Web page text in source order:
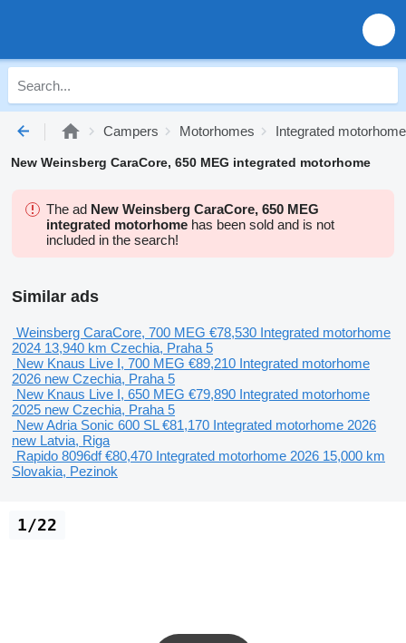
Campers Motorhomes Integrated
New Weinsberg CaraCore, 650 MEG integrated motorhome
The ad New Weinsberg CaraCore, 650 MEG
integrated motorhome has been sold and is not
included in the search!
Similar ads
Weinsberg CaraCore, 700 MEG €78,530 Integrated motorhome
2024 13,940 km Czechia, Praha 5
New Knaus Live I, 700 MEG €89,210 Integrated motorhome
2026 new Czechia, Praha 5
New Knaus Live I, 650 MEG €79,890 Integrated motorhome
2025 new Czechia, Praha 5
New Adria Sonic 600 SL €81,170 Integrated motorhome 2026
new Latvia, Riga
Rapido 8096df €80,470 Integrated motorhome 2026 15,000 km
Slovakia, Pezinok
1/22